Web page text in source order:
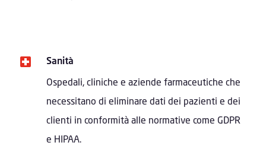
Sanità
Ospedali, cliniche e aziende farmaceutiche che
necessitano di eliminare dati dei pazienti e dei
clienti in conformità alle normative come GDPR
e HIPAA.